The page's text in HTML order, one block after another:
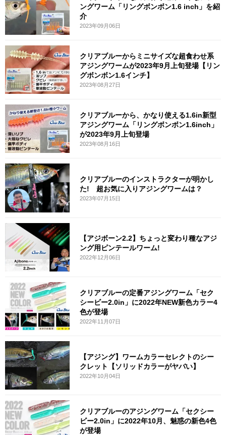
ングワーム「リングボンボン1.6 inch」を紹
介
2023年09月06日
クリアブルーからミニサイズな超食わせ系
アジングワームが2023年9月上旬登場【リン
グボンボン1.6インチ】
2023年08月27日
クリアブルーから、かなり使える1.6in新型
アジングワーム「リングボンボン1.6inch」
が2023年9月上旬登場
2023年08月16日
クリアブルーのインストラクターが明かし
た! 超お気に入りアジングワームは？
2023年07月15日
【アジボーン2.2】ちょっと変わり種なアジ
ング用ピンテールワーム!
2022年12月06日
クリアブルーの定番アジングワーム「セク
シービー2.0in」に2022年NEW新色カラー4
色が登場
2022年11月07日
【アジング】ワームカラーセレクトのシー
クレット【ソリッドカラーがヤバい】
2022年10月04日
クリアブルーのアジングワーム「セクシー
ビー2.0in」に2022年10月、魅惑の新色4色
が登場